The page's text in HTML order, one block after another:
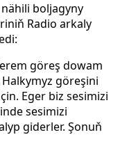
boljagyny
Radio arkaly
göreş dowam
göreşini
Eger biz sesimizi
sesimizi
giderler. Şonuň